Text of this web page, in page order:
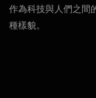
作為科技與人們之間
種樣貌。